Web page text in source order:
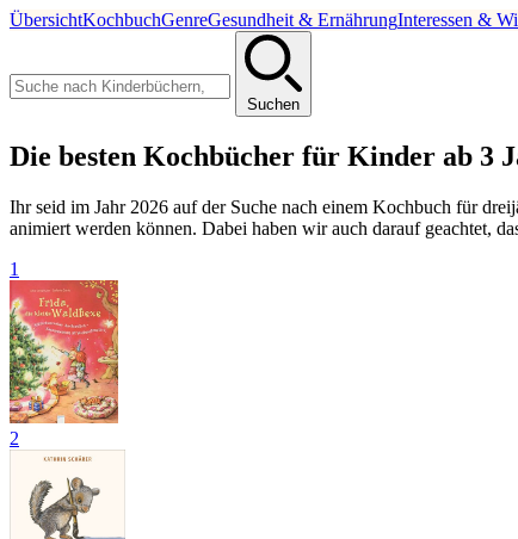
ÜbersichtKochbuchGenreGesundheit & ErnährungInteressen &
Suchen
Die besten Kochbücher für Kinder ab 3
Ihr seid im Jahr 2026 auf der Suche nach einem Kochbuch für
animiert werden können. Dabei haben wir auch darauf geachtet,
1
2